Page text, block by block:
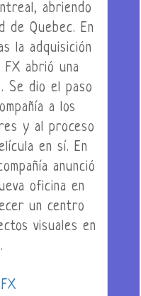
abriendo
de Quebec. En
la adquisición
FX abrió una
Se dio el paso
a los
y al proceso
en sí. En
anunció
oficina en
un centro
visuales en